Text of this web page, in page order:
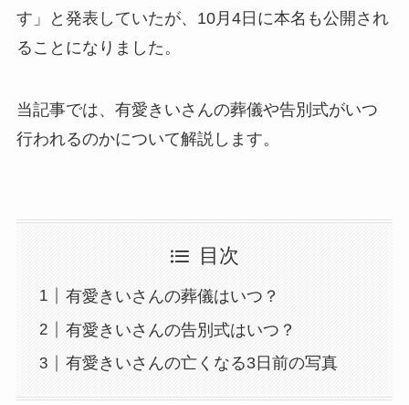
す」と発表していたが、10月4日に本名も公開され
ることになりました。
当記事では、有愛きいさんの葬儀や告別式がいつ
行われるのかについて解説します。
目次
有愛きいさんの葬儀はいつ？
有愛きいさんの告別式はいつ？
有愛きいさんの亡くなる3日前の写真